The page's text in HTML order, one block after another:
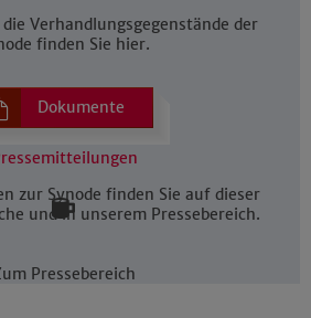
Verhandlungsgegenstände der
finden Sie hier.
Dokumente
zur Synode finden Sie auf dieser
und in unserem Pressebereich.
Pressebereich